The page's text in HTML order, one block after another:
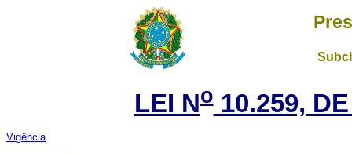
LEI No10.259,
Vigência